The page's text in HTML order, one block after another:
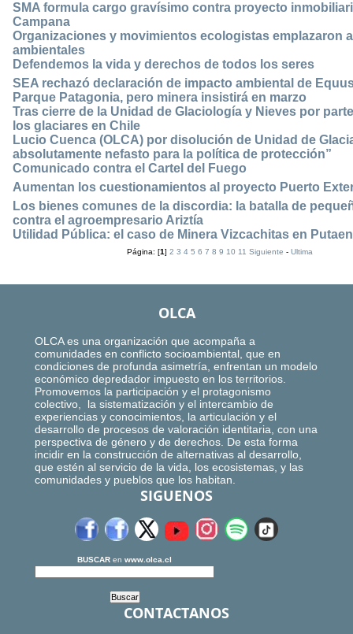
SMA formula cargo gravísimo contra proyecto
Campana
Organizaciones y movimientos ecologistas emplazaron
ambientales
Defendemos la vida y derechos de todos los seres
SEA rechazó declaración de impacto ambiental de
Parque Patagonia, pero minera insistirá en marzo
Tras cierre de la Unidad de Glaciología y Nieves por
los glaciares en Chile
Lucio Cuenca (OLCA) por disolución de Unidad de
absolutamente nefasto para la política de protección”
Comunicado contra el Cartel del Fuego
Aumentan los cuestionamientos al proyecto Puerto
Los bienes comunes de la discordia: la batalla de
contra el agroempresario Ariztía
Utilidad Pública: el caso de Minera Vizcachitas en
Página: [1]2 3 4 5 6 7 8 9 10 11 Siguiente -Ultima
OLCA
OLCA es una organización que acompaña a
comunidades en conflicto socioambiental, que en
condiciones de profunda asimetría, enfrentan un modelo
económico depredador impuesto en los territorios.
Promovemos la participación y el protagonismo
colectivo, la sistematización y el intercambio de
experiencias y conocimientos, la articulación y el
desarrollo de procesos de valoración identitaria, con una
perspectiva de género y de derechos. De esta forma
incidir en la construcción de alternativas al desarrollo,
que estén al servicio de la vida, los ecosistemas, y las
comunidades y pueblos que los habitan.
SIGUENOS
BUSCAR en www.olca.cl
CONTACTANOS